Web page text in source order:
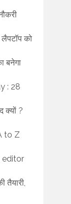
को
बनेगा
: 28
क्यों ?
to Z
editor